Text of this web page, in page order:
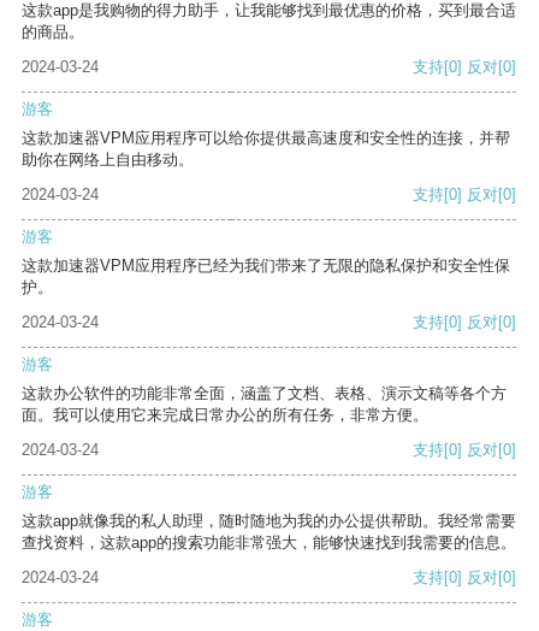
这款app是我购物的得力助手，让我能够找到最优惠的价格，买到最合适
的商品。
2024-03-24
支持[0] 反对[0]
游客
这款加速器VPM应用程序可以给你提供最高速度和安全性的连接，并帮
助你在网络上自由移动。
2024-03-24
支持[0] 反对[0]
游客
这款加速器VPM应用程序已经为我们带来了无限的隐私保护和安全性保
护。
2024-03-24
支持[0] 反对[0]
游客
这款办公软件的功能非常全面，涵盖了文档、表格、演示文稿等各个方
面。我可以使用它来完成日常办公的所有任务，非常方便。
2024-03-24
支持[0] 反对[0]
游客
这款app就像我的私人助理，随时随地为我的办公提供帮助。我经常需要
查找资料，这款app的搜索功能非常强大，能够快速找到我需要的信息。
2024-03-24
支持[0] 反对[0]
游客